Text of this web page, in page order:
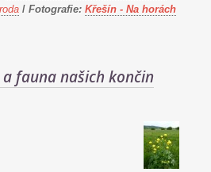
/ Fotografie: Křešín - Na horách
fauna našich končin